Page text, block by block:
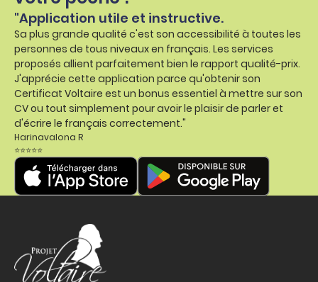
"Application utile et instructive.
Sa plus grande qualité c'est son accessibilité à toutes les
personnes de tous niveaux en français. Les services
proposés allient parfaitement bien le rapport qualité-prix.
J'apprécie cette application parce qu'obtenir son
Certificat Voltaire est un bonus essentiel à mettre sur son
CV ou tout simplement pour avoir le plaisir de parler et
d'écrire le français correctement."
Harinavalona R
⭐⭐⭐⭐⭐